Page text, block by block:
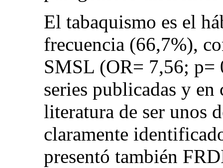
El tabaquismo es el
frecuencia (66,7%),
SMSL (OR= 7,56; p=
series publicadas y
literatura de ser unos
claramente
presentó también